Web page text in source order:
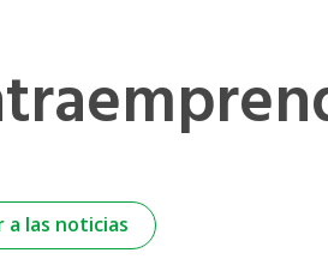
a las noticias